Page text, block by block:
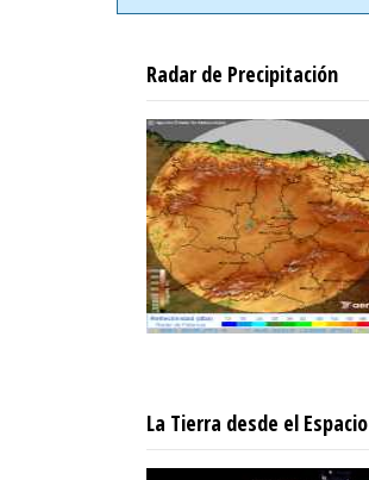
Radar de Precipitación
La Tierra desde el Espacio